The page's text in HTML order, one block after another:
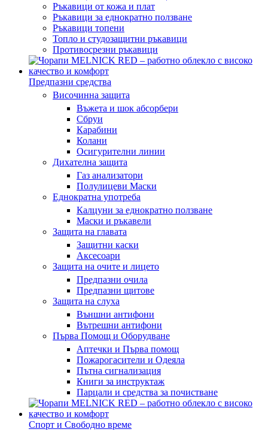
Ръкавици от кожа и плат
Ръкавици за еднократно ползване
Ръкавици топени
Топло и студозащитни ръкавици
Противосрезни ръкавици
Предпазни средства
Височинна защита
Въжета и шок абсорбери
Сбруи
Карабини
Колани
Осигурителни линии
Дихателна защита
Газ анализатори
Полулицеви Маски
Еднократна употреба
Калцуни за еднократно ползване
Маски и ръкавели
Защита на главата
Защитни каски
Аксесоари
Защита на очите и лицето
Предпазни очила
Предпазни щитове
Защита на слуха
Външни антифони
Вътрешни антифони
Първа Помощ и Оборудване
Аптечки и Първа помощ
Пожарогасители и Одеяла
Пътна сигнализация
Книги за инструктаж
Парцали и средства за почистване
Спорт и Свободно време